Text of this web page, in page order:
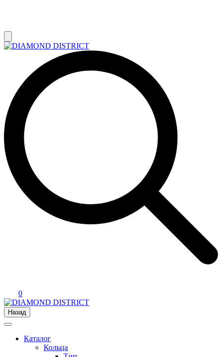
0
Назад
Каталог
Кольца